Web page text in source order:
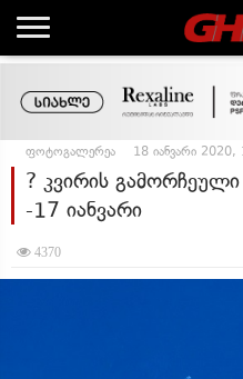
ფოტოგალერეა 18 იანვარი 2020,
? კვირის
-17 იანვარი
4370